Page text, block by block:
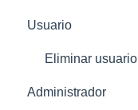
Empezar
Familiarización
Configuraciones
Usuario
Eliminar usuario
Administrador